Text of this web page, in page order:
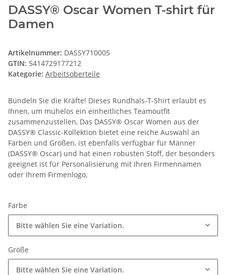
DASSY® Oscar Women T-shirt für
Damen
Artikelnummer: DASSY710005
GTIN: 5414729177212
Kategorie: Arbeitsoberteile
Bündeln Sie die Kräfte! Dieses Rundhals-T-Shirt erlaubt es
Ihnen, um mühelos ein einheitliches Teamoutfit
zusammenzustellen, Das DASSY® Oscar Women aus der
DASSY® Classic-Kollektion bietet eine reiche Auswahl an
Farben und Größen, ist ebenfalls verfügbar für Männer
(DASSY® Oscar) und hat einen robusten Stoff, der besonders
geeignet ist für Personalisierung mit Ihren Firmennamen
oder Ihrem Firmenlogo,
Farbe
Bitte wählen Sie eine Variation.
Größe
Bitte wählen Sie eine Variation.